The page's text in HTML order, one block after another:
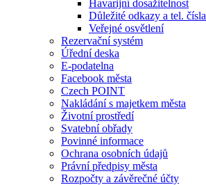
Havarijní dosažitelnost
Důležité odkazy a tel. čísla
Veřejné osvětlení
Rezervační systém
Úřední deska
E-podatelna
Facebook města
Czech POINT
Nakládání s majetkem města
Životní prostředí
Svatební obřady
Povinné informace
Ochrana osobních údajů
Právní předpisy města
Rozpočty a závěrečné účty